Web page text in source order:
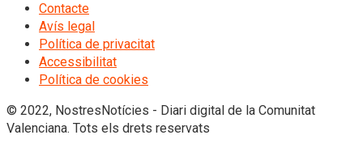
Contacte
Avís legal
Política de privacitat
Accessibilitat
Política de cookies
© 2022, NostresNotícies - Diari digital de la Comunitat
Valenciana. Tots els drets reservats